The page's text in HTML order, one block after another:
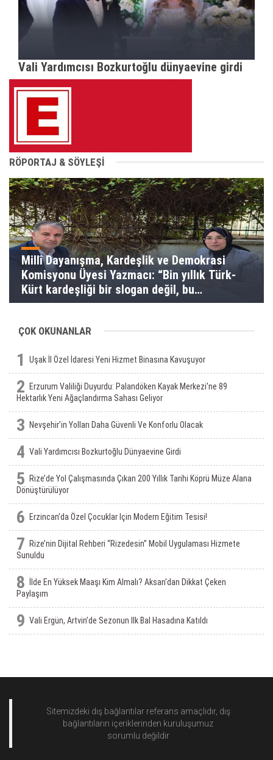
Vali Yardımcısı Bozkurtoğlu dünyaevine girdi
RÖPORTAJ & SÖYLEŞİ
Millî Dayanışma, Kardeşlik ve Demokrasi
Komisyonu Üyesi Yazmacı: “Bin yıllık Türk-
Kürt kardeşliği bir slogan değil, bu
toprakların gerçeğidir”
ÇOK OKUNANLAR
1 Uşak İl Özel İdaresi Yeni Hizmet Binasına Kavuşuyor
2
Erzurum Valiliği Duyurdu: Palandöken Kayak Merkezi'ne 89
Hektarlık Yeni Ağaçlandırma Sahası Geliyor
3 Nevşehir’in Yolları Daha Güvenli Ve Konforlu Olacak
4 Vali Yardımcısı Bozkurtoğlu Dünyaevine Girdi
5
Rize’de Yol Çalışmasında Çıkan 200 Yıllık Tarihi Köprü Müze Alana
Dönüştürülüyor
6 Erzincan’da Özel Çocuklar Için Modern Eğitim Tesisi!
7
Rize’nin Dijital Rehberi “Rizedesin” Mobil Uygulaması Hizmete
Sunuldu
8
İlde En Yüksek Maaşı Kim Almalı? Aksan'dan Dikkat Çeken
Paylaşım
9 Vali Ergün, Artvin’de Sezonun Ilk Bal Hasadına Katıldı
Sitemizdeki dış bağlantılar referans amaçlıdır, dış
bağlantıların içeriklerinden kuruluşumuz
sorumlu değildir